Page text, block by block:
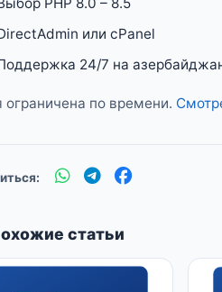
или cPanel
24/7 на
ограничена по времени.
статьи